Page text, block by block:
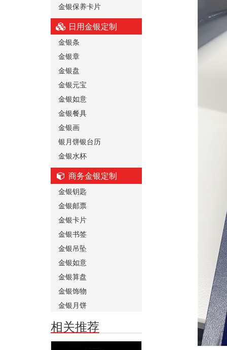
金银保养卡片
日用金银定制
金银条
金银章
金银盘
金银元宝
金银如意
金银餐具
金银画
银月饼银台历
金银水杯
商务金银定制
金银钥匙
金银邮票
金银卡片
金银书签
金银吊坠
金银如意
金银算盘
金银饰物
金银月饼
相关推荐